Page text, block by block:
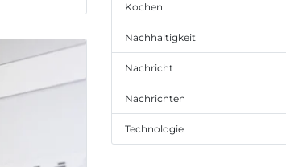
Kochen
Nachhaltigkeit
Nachricht
Nachrichten
Technologie